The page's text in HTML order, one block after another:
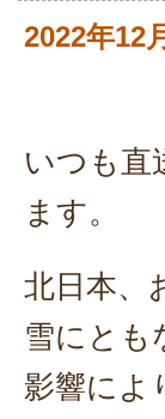
2022年12
いつも直
ます。
北日本、
雪にとも
影響によ